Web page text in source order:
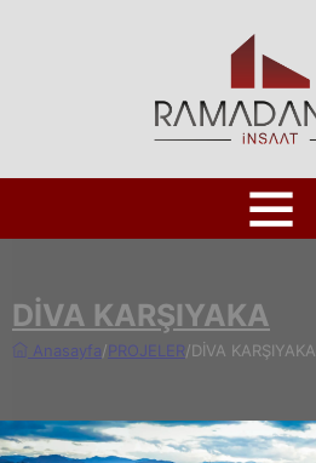
DİVA KARŞIYAKA
Anasayfa/PROJELER/DİVA KARŞIYAKA